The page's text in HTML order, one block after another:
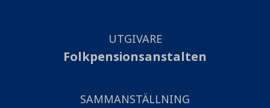
UTGIVARE
Folkpensionsanstalten
SAMMANSTÄLLNING